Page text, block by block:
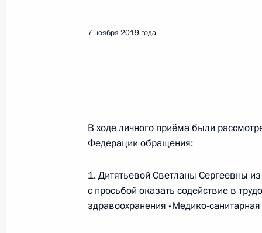
2 февраля 2025 года по
Яковлев провёл в Приёмной
12 февраля 2025 года, 15:48
3 октября 2024 года, четверг
Исполнено поручение (меры
7 ноября 2019 года
В ходе личного приёма были
Федерации обращения:
1. Дитятьевой Светланы Сергеевны
с просьбой оказать содействие в
здравоохранения «Медико-